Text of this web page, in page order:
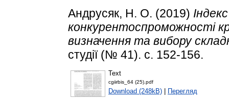
Андрусяк, Н. О. (2019)
конкурентоспроможності
визначення та вибору
студії (№ 41). с. 152-156.
Text
cgiirbis_64 (25).pdf
Download (248kB) Перегляд